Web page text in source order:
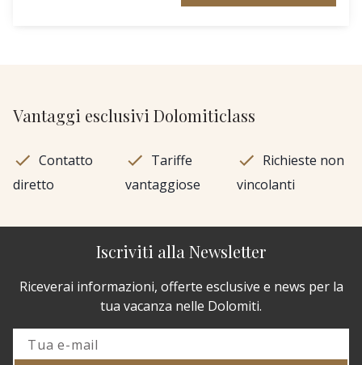
Vantaggi esclusivi Dolomiticlass
Contatto
diretto
Tariffe
vantaggiose
Richieste non
vincolanti
Iscriviti alla Newsletter
Riceverai informazioni, offerte esclusive e news per la
tua vacanza nelle Dolomiti.